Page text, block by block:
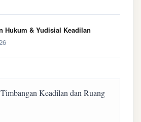
Hukum & Yudisial Keadilan